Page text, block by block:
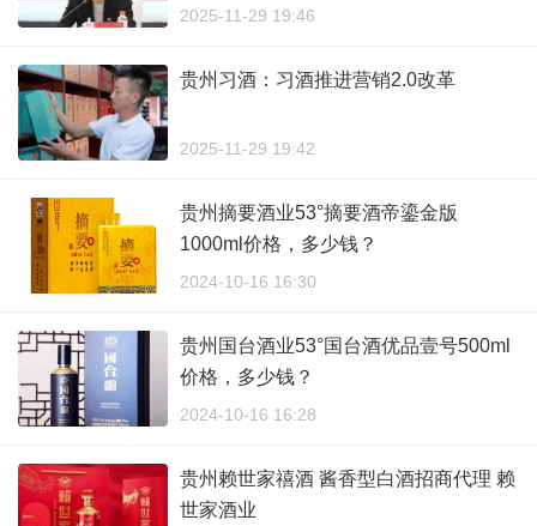
2025-11-29 19:46
贵州习酒：习酒推进营销2.0改革
2025-11-29 19:42
贵州摘要酒业53°摘要酒帝鎏金版
1000ml价格，多少钱？
2024-10-16 16:30
贵州国台酒业53°国台酒优品壹号500ml
价格，多少钱？
2024-10-16 16:28
贵州赖世家禧酒 酱香型白酒招商代理 赖
世家酒业